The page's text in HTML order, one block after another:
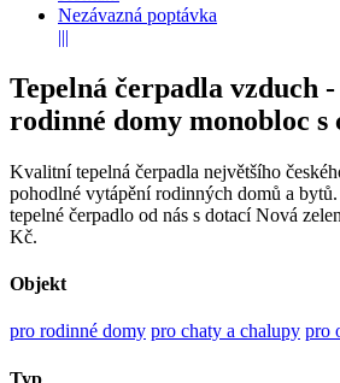
Nezávazná poptávka
|||
Tepelná čerpadla vzduch
rodinné domy monobloc s
Kvalitní tepelná čerpadla největšího
pohodlné vytápění rodinných domů a
tepelné čerpadlo od nás s dotací Nová
Kč.
Objekt
pro rodinné domy pro chaty a chalupy pro
Typ